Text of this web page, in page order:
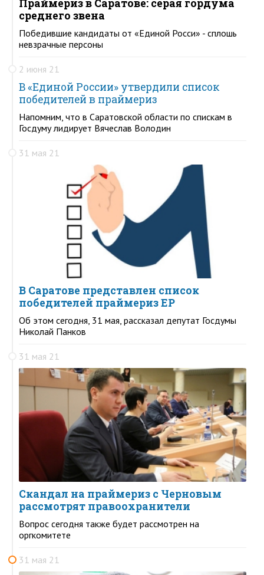
Праймериз в Саратове: серая гордума
среднего звена
Победившие кандидаты от «Единой Росси» - сплошь
невзрачные персоны
2 июня 21
В «Единой России» утвердили список
победителей в праймериз
Напомним, что в Саратовской области по спискам в
Госдуму лидирует Вячеслав Володин
31 мая 21
В Саратове представлен список
победителей праймериз ЕР
Об этом сегодня, 31 мая, рассказал депутат Госдумы
Николай Панков
31 мая 21
Скандал на праймериз с Черновым
рассмотрят правоохранители
Вопрос сегодня также будет рассмотрен на
оргкомитете
31 мая 21